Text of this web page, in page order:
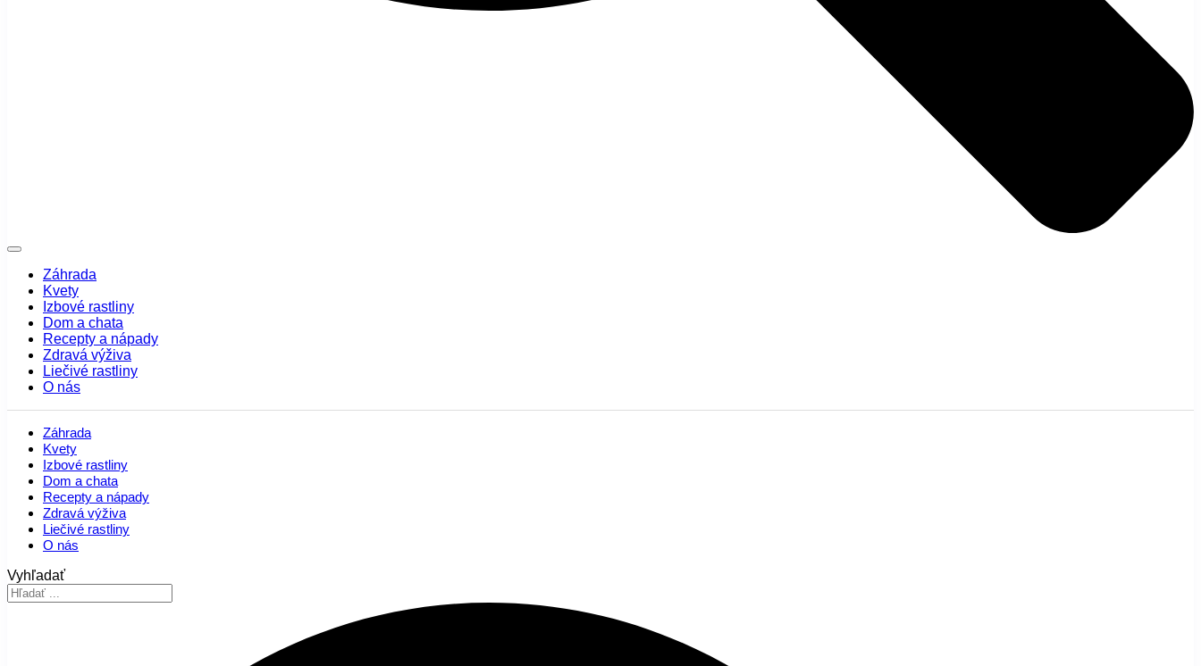
Záhrada
Kvety
Izbové rastliny
Dom a chata
Recepty a nápady
Zdravá výživa
Liečivé rastliny
O nás
Záhrada
Kvety
Izbové rastliny
Dom a chata
Recepty a nápady
Zdravá výživa
Liečivé rastliny
O nás
Vyhľadať